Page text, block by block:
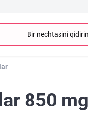
Bir nechtasini
850